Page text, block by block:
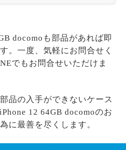
docomoも部品があれば即
。一度、気軽にお問合せく
でもお問合せいただけま
品の入手ができないケース
12 64GB docomoのお
に最善を尽くします。